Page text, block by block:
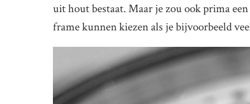
uit hout bestaat. Maar je zou ook prima
frame kunnen kiezen als je bijvoorbeeld